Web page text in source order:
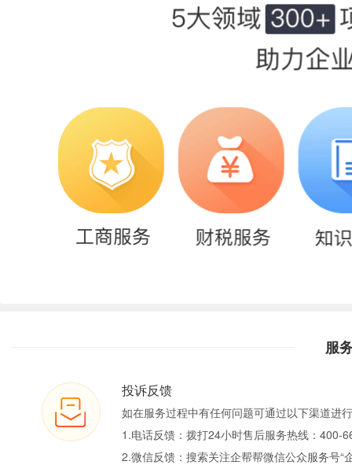
服
投诉反馈
如在服务过程中有任何问题可通过以下渠道进
1.电话反馈：拨打24小时售后服务热线：400-
2.微信反馈：搜索关注企帮帮微信公众服务号“